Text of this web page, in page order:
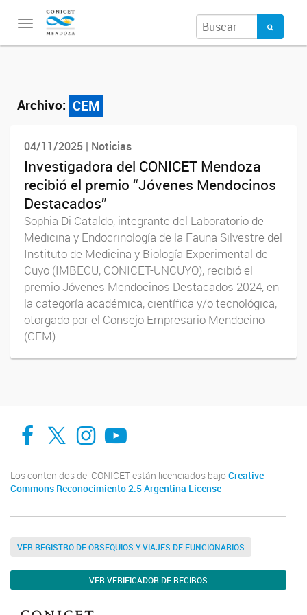
Toggle
navigation
Archivo: CEM
04/11/2025 | Noticias
Investigadora del CONICET Mendoza
recibió el premio “Jóvenes Mendocinos
Destacados”
Sophia Di Cataldo, integrante del Laboratorio de
Medicina y Endocrinología de la Fauna Silvestre del
Instituto de Medicina y Biología Experimental de
Cuyo (IMBECU, CONICET-UNCUYO), recibió el
premio Jóvenes Mendocinos Destacados 2024, en
la categoría académica, científica y/o tecnológica,
otorgado por el Consejo Empresario Mendocino
(CEM)....
Facebook
Twitter
Instagram
Youtube
Los contenidos del CONICET están licenciados bajo Creative
Commons Reconocimiento 2.5 Argentina License
VER REGISTRO DE OBSEQUIOS Y VIAJES DE FUNCIONARIOS
VER VERIFICADOR DE RECIBOS